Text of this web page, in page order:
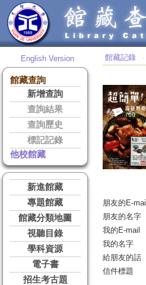
English Version
館藏查詢
新增查詢
查詢結果
查詢歷史
標記記錄
他校館藏
新進館藏
專題館藏
館藏分類地圖
視聽目錄
學科資源
電子書
招生考古題
館藏記錄 ‧
朋友的E-mail
朋友的名字
我的E-mail
我的名字
給朋友的話
信件標題